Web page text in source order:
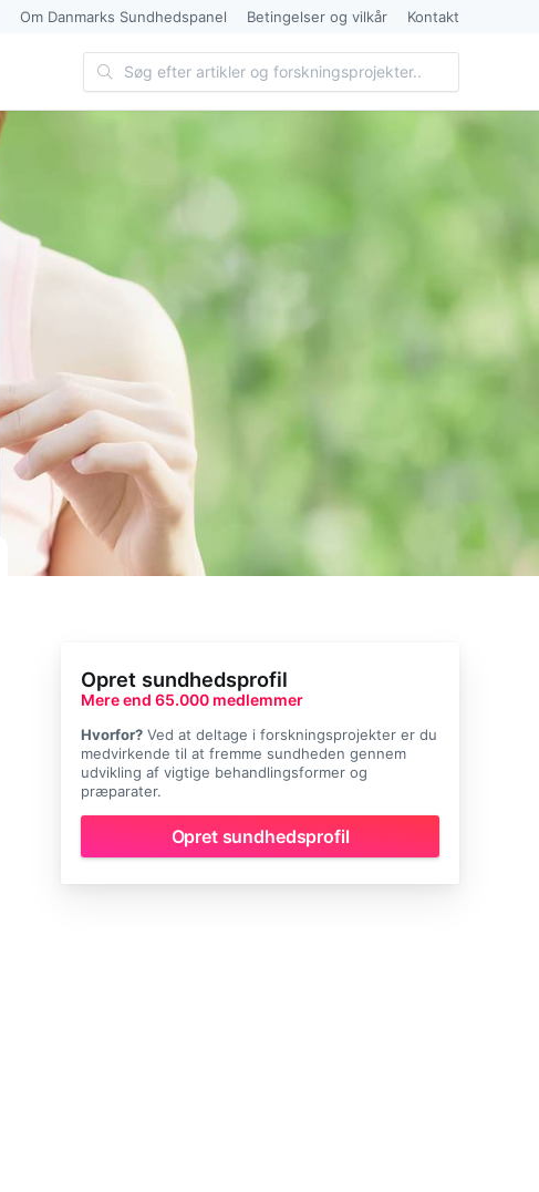
Om Danmarks Sundhedspanel Betingelser og vilkår Kontakt
Opret sundhedsprofil
Mere end 65.000 medlemmer
Hvorfor? Ved at deltage i forskningsprojekter er du
medvirkende til at fremme sundheden gennem
udvikling af vigtige behandlingsformer og
præparater.
Opret sundhedsprofil